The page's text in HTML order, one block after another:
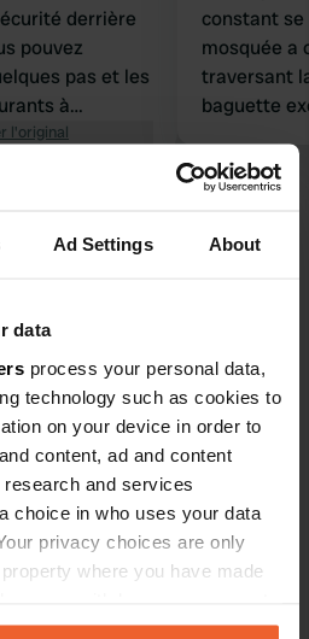
Ad Settings About
data
process your personal data,
technology such as cookies to
on your device in order to
content, ad and content
and services
choice in who uses your data
privacy choices are only
where you have made
Declaration or by clicking on
derrière
pouvez
pas et les
à
l'original
constant
mosquée a
traversant
baguette
Copie
53" W
Copie
Copie
Copie